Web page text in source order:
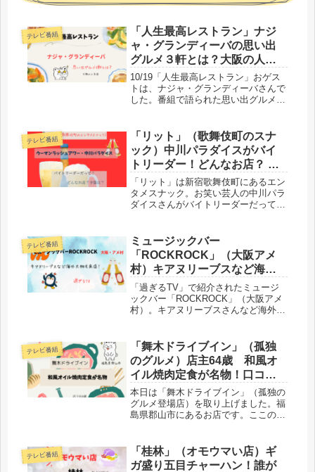
テレビ番組
「人生最高レストラン」ナジ
ャ・グランディーバの思い出
グルメ３軒とは？大阪の人気
店！
10/19「人生最高レストラン」おゲス
トは、ナジャ・グランディーバさんで
した。番組で語られた思い出グルメ３
ーグでした。母親思いの一面が垣間見
られた感じで、よかったですよ。
テレビ番組
「リット」（歌舞伎町のスナ
ック）中川パラダイスがバイ
トリーダー！どんなお店？ 予
算は？
「リット」は新宿歌舞伎町にあるエン
タメスナック。お笑い芸人の中川パラ
ダイスさんがバイトリーダーだって！
た。どんなお店？ 予算はいくらでし
ょうか？気になったので調べてみまし
た。
テレビ番組
ミュージックバー
「ROCKROCK」（大阪アメ
村）キアヌリーブスなど海外
大物も来店！「過ぎるTV」
「過ぎるTV」で紹介されたミュージ
ックバー「ROCKROCK」（大阪アメ
村）。キアヌリーブスさんなど海外大
理も美味しいのです。イベントも見逃
せませんよ。ぜひ行きたいお店です。
テレビ番組
「舞木ドライブイン」（孤独
のグルメ）店主64歳 和風オ
イル焼肉定食が名物！口コミ
も
本日は「舞木ドライブイン」（孤独の
グルメ登場店）を取り上げました。福
島県郡山市にあるお店です。ここの名
は64歳。やたらと腰の低い人間味のあ
る方です。口コミも！
テレビ番組
「桂林」（オモウマい店）ギ
ガ盛り五目チャーハン！誰が